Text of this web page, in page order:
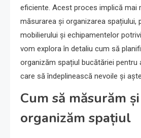
eficiente. Acest proces implică mai
măsurarea și organizarea spațiului,
mobilierului și echipamentelor
vom explora în detaliu cum să
organizăm spațiul bucătăriei pentru
care să îndeplinească nevoile și
Cum să măsurăm
organizăm spațiul